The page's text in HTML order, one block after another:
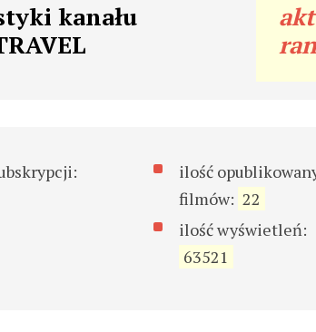
kanału
ilość
filmów: 22
ilość wyświetleń:
63521